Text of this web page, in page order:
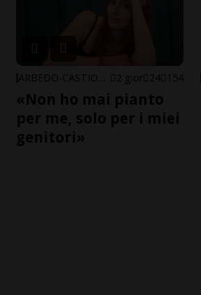
2 gior 24 154
«Non ho mai pianto
per me, solo per i miei
genitori»